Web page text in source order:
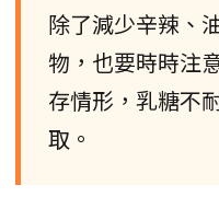
除了減少辛辣、
物，也要時時注
存情形，乳糖不
取。